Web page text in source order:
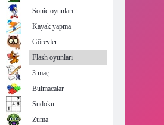
Sonic oyunları
Kayak yapma
Görevler
Flash oyunları
3 maç
Bulmacalar
Sudoku
Zuma